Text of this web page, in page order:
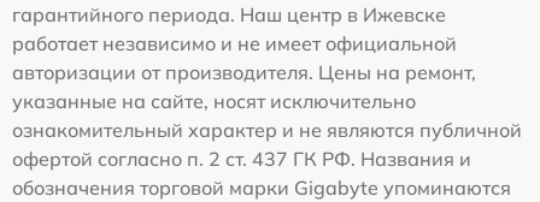
гарантийного периода. Наш центр в Ижевске
работает независимо и не имеет официальной
авторизации от производителя. Цены на ремонт,
указанные на сайте, носят исключительно
ознакомительный характер и не являются публичной
офертой согласно п. 2 ст. 437 ГК РФ. Названия и
обозначения торговой марки Gigabyte упоминаются